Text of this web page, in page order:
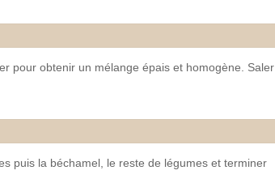
pour obtenir un mélange épais et homogène. Saler
puis la béchamel, le reste de légumes et terminer